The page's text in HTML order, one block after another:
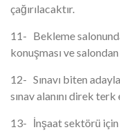
çağırılacaktır.
11- Bekleme
konuşması ve salondan
12- Sınavı biten
sınav alanını direk
13- İnşaat sektörü için